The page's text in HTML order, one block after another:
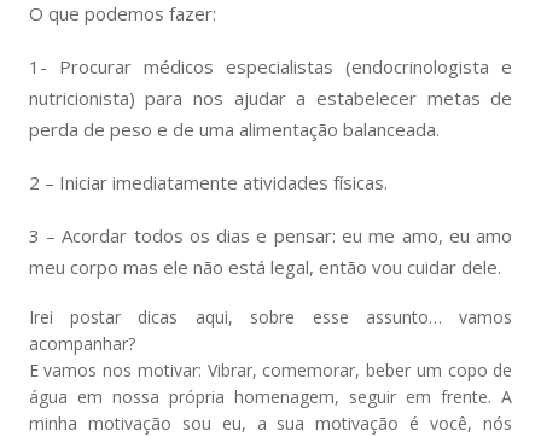
O que podemos fazer:
1- Procurar médicos especialistas (endocrinologista e
nutricionista) para nos ajudar a estabelecer metas de
perda de peso e de uma alimentação balanceada.
2 – Iniciar imediatamente atividades físicas.
3 – Acordar todos os dias e pensar: eu me amo, eu amo
meu corpo mas ele não está legal, então vou cuidar dele.
Irei postar dicas aqui, sobre esse assunto… vamos
acompanhar?
E vamos nos motivar: Vibrar, comemorar, beber um copo de
água em nossa própria homenagem, seguir em frente. A
minha motivação sou eu, a sua motivação é você, nós